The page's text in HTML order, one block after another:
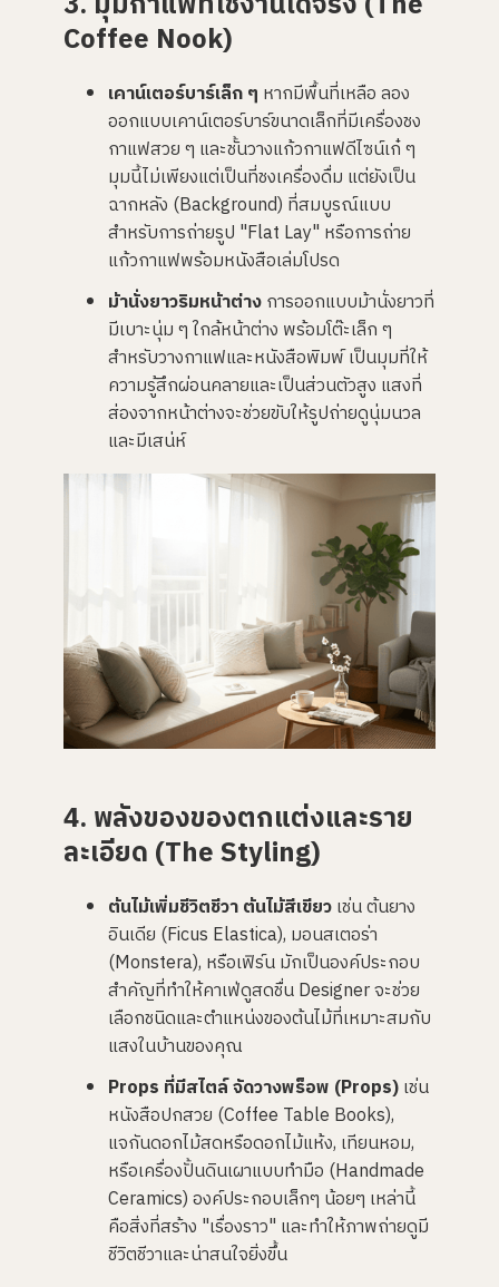
Coffee Nook)
เคาน์เตอร์บาร์เล็ก ๆ หากมีพื้นที่เหลือ ลอง
ออกแบบเคาน์เตอร์บาร์ขนาดเล็กที่มีเครื่องชง
กาแฟสวย ๆ และชั้นวางแก้วกาแฟดีไซน์เก๋ ๆ
มุมนี้ไม่เพียงแต่เป็นที่ชงเครื่องดื่ม แต่ยังเป็น
ฉากหลัง (Background) ที่สมบูรณ์แบบ
สำหรับการถ่ายรูป "Flat Lay" หรือการถ่าย
แก้วกาแฟพร้อมหนังสือเล่มโปรด
ม้านั่งยาวริมหน้าต่างการออกแบบม้านั่งยาวที่
มีเบาะนุ่ม ๆ ใกล้หน้าต่าง พร้อมโต๊ะเล็ก ๆ
สำหรับวางกาแฟและหนังสือพิมพ์ เป็นมุมที่ให้
ความรู้สึกผ่อนคลายและเป็นส่วนตัวสูง แสงที่
ส่องจากหน้าต่างจะช่วยขับให้รูปถ่ายดูนุ่มนวล
และมีเสน่ห์
4. พลังของของตกแต่งและราย
ละเอียด (The Styling)
ต้นไม้เพิ่มชีวิตชีวา ต้นไม้สีเขียวเช่น ต้นยาง
อินเดีย (Ficus Elastica), มอนสเตอร่า
(Monstera), หรือเฟิร์น มักเป็นองค์ประกอบ
สำคัญที่ทำให้คาเฟ่ดูสดชื่น Designer จะช่วย
เลือกชนิดและตำแหน่งของต้นไม้ที่เหมาะสมกับ
แสงในบ้านของคุณ
Props ที่มีสไตล์ จัดวางพร็อพ (Props)เช่น
หนังสือปกสวย (Coffee Table Books),
แจกันดอกไม้สดหรือดอกไม้แห้ง, เทียนหอม,
หรือเครื่องปั้นดินเผาแบบทำมือ (Handmade
Ceramics) องค์ประกอบเล็กๆ น้อยๆ เหล่านี้
คือสิ่งที่สร้าง "เรื่องราว" และทำให้ภาพถ่ายดูมี
ชีวิตชีวาและน่าสนใจยิ่งขึ้น